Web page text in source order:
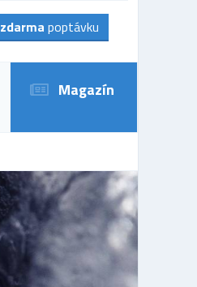
zdarma poptávku
Magazín